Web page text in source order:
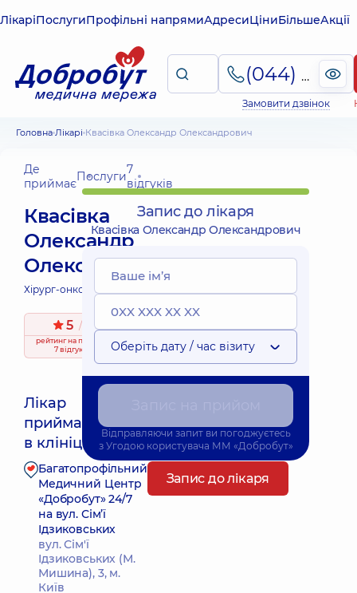
ЛікаріПослугиПрофільні напрямиАдресиЦіниБільшеАкції
(044) 495-2-888
Замовити дзвінок
Головна Лікарі Квасівка Олександр Олександрович
Де
приймаєПослуги7
відгуків
Квасівка
Олександр
Олександрович
Хірург-онколог;
5 / 5
рейтингна підставі
7 відгуків
Лікар
приймає
в клініці
Найближчий час прийому: 25.08.2026 16:30
Багатопрофільний
Медичний Центр
«Добробут» 24/7
на вул. Сім’ї
Ідзиковських
вул. Сім'ї
Ідзиковських (М.
Мишина), 3, м.
Київ
Запис до лікаря
Запис до лікаря
Квасівка Олександр Олександрович
Оберіть дату / час візиту
Відправляючи запит ви погоджуєтесь
з Угодою користувача ММ «Добробут»